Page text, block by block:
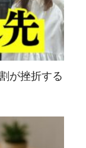
が挫折する